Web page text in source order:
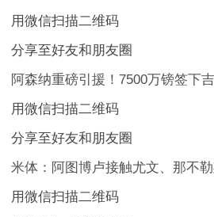
用微信扫描二维码
分享至好友和朋友圈
阿森纳重磅引援！7500万镑签下
用微信扫描二维码
分享至好友和朋友圈
米体：阿图博卢接触尤文、那不
用微信扫描二维码